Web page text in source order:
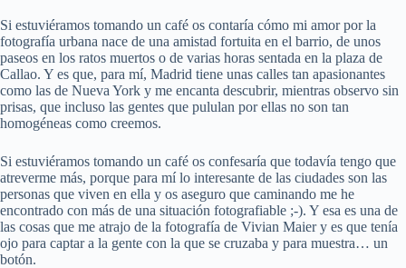
Si estuviéramos tomando un café os contaría cómo mi amor por la
fotografía urbana nace de una amistad fortuita en el barrio, de unos
paseos en los ratos muertos o de varias horas sentada en la plaza de
Callao. Y es que, para mí, Madrid tiene unas calles tan apasionantes
como las de Nueva York y me encanta descubrir, mientras observo sin
prisas, que incluso las gentes que pululan por ellas no son tan
homogéneas como creemos.
Si estuviéramos tomando un café os confesaría que todavía tengo que
atreverme más, porque para mí lo interesante de las ciudades son las
personas que viven en ella y os aseguro que caminando me he
encontrado con más de una situación fotografiable ;-). Y esa es una de
las cosas que me atrajo de la fotografía de Vivian Maier y es que tenía
ojo para captar a la gente con la que se cruzaba y para muestra… un
botón.